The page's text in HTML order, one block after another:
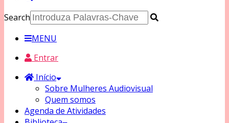
Search
MENU
Entrar
Início
Sobre Mulheres Audiovisual
Quem somos
Agenda de Atividades